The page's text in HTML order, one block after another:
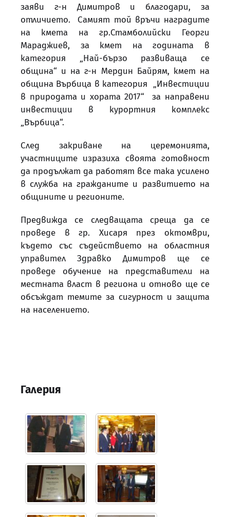
заяви г-н Димитров и благодари, за
отличието. Самият той връчи наградите
на кмета на гр.Стамболийски Георги
Мараджиев, за кмет на годината в
категория „Най-бързо развиваща се
община“ и на г-н Мердин Байрям, кмет на
община Върбица в категория „Инвестиции
в природата и хората 2017“ за направени
инвестиции в курортния комплекс
„Върбица“.
След закриване на церемонията,
участниците изразиха своята готовност
да продължат да работят все така усилено
в служба на гражданите и развитието на
общините и регионите.
Предвижда се следващата среща да се
проведе в гр. Хисаря през октомври,
където със съдействието на областния
управител Здравко Димитров ще се
проведе обучение на представители на
местната власт в региона и отново ще се
обсъждат темите за сигурност и защита
на населението.
Галерия